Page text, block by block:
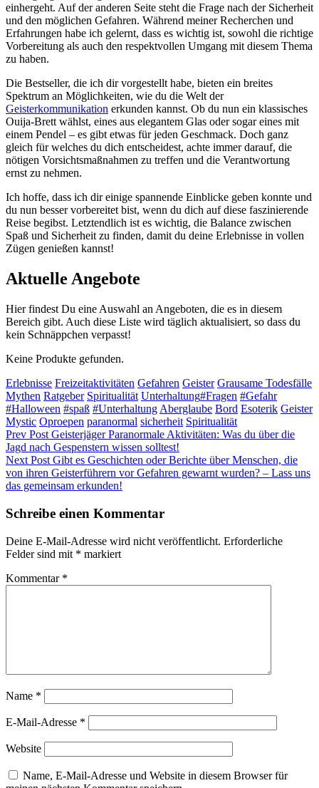
einhergeht. Auf der anderen Seite steht die Frage nach der Sicherheit
und den möglichen Gefahren. Während meiner Recherchen und
Erfahrungen habe ich gelernt, dass es wichtig ist, sowohl die richtige
Vorbereitung als auch den respektvollen Umgang mit diesem Thema
zu haben.
Die Bestseller, die ich dir vorgestellt habe, bieten ein breites
Spektrum an Möglichkeiten, wie du die Welt der
Geisterkommunikation erkunden kannst. Ob du nun ein klassisches
Ouija-Brett wählst, eines aus elegantem Glas oder sogar eines mit
einem Pendel – es gibt etwas für jeden Geschmack. Doch ganz
gleich für welches du dich entscheidest, achte immer darauf, die
nötigen Vorsichtsmaßnahmen zu treffen und die Verantwortung
ernst zu nehmen.
Ich hoffe, dass ich dir einige spannende Einblicke geben konnte und
du nun besser vorbereitet bist, wenn du dich auf diese faszinierende
Reise begibst. Letztendlich ist es wichtig, die Balance zwischen
Spaß und Sicherheit zu finden, damit du deine Erlebnisse in vollen
Zügen genießen kannst!
Aktuelle Angebote
Hier findest Du eine Auswahl an Angeboten, die es in diesem
Bereich gibt. Auch diese Liste wird täglich aktualisiert, so dass du
kein Schnäppchen verpasst!
Keine Produkte gefunden.
Categories
Erlebnisse Freizeitaktivitäten Gefahren Geister Grausame Todesfälle
Mythen Ratgeber Spiritualität UnterhaltungTags,
#Fragen #Gefahr
#Halloween #spaß #Unterhaltung Aberglaube Bord Esoterik Geister
Mystic Oproepen paranormal sicherheit Spiritualität
Beitragsnavigation
Previous
Post
Prev Post Geisterjäger Paranormale Aktivitäten: Was du über die
Jagd nach Gespenstern wissen solltest!
Next
Post
Next Post Gibt es Geschichten oder Berichte über Menschen, die
von ihren Geisterführern vor Gefahren gewarnt wurden? – Lass uns
das gemeinsam erkunden!
Schreibe einen Kommentar
Deine E-Mail-Adresse wird nicht veröffentlicht. Erforderliche
Felder sind mit * markiert
Kommentar *
Name *
E-Mail-Adresse *
Website
Name, E-Mail-Adresse und Website in diesem Browser für